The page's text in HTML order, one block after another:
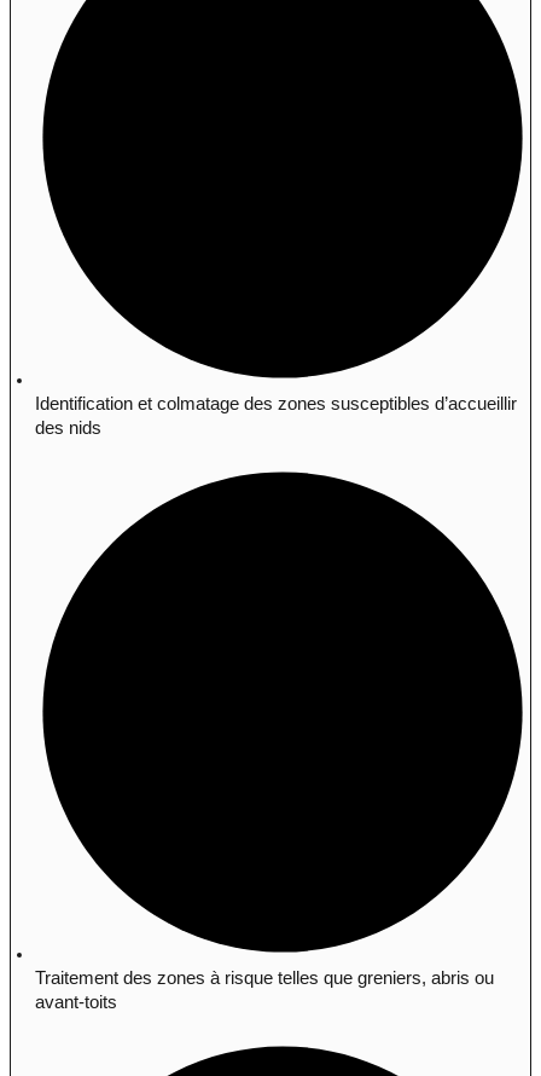
Identification et colmatage des zones susceptibles d’accueillir
des nids
Traitement des zones à risque telles que greniers, abris ou
avant-toits